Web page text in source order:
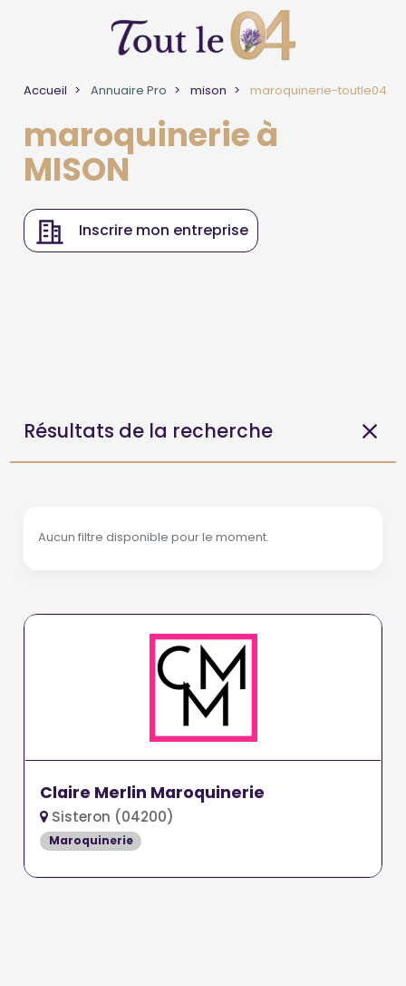
Accueil Annuaire Pro mison maroquinerie-toutle04
maroquinerie à
MISON
Inscrire mon entreprise
Résultats de la recherche
Aucun filtre disponible pour le moment.
Claire Merlin Maroquinerie
Sisteron (04200)
Maroquinerie